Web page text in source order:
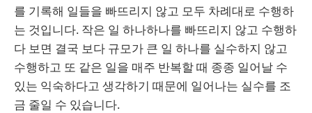
를 기록해 일들을 빠뜨리지 않고 모두 차례대로 수행하
는 것입니다. 작은 일 하나하나를 빠뜨리지 않고 수행하
다 보면 결국 보다 규모가 큰 일 하나를 실수하지 않고
수행하고 또 같은 일을 매주 반복할 때 종종 일어날 수
있는 익숙하다고 생각하기 때문에 일어나는 실수를 조
금 줄일 수 있습니다.